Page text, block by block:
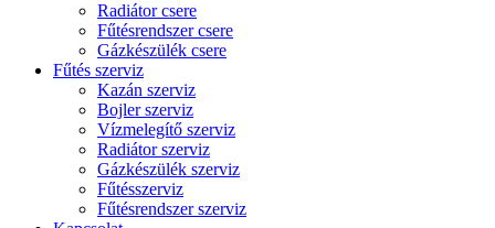
Radiátor csere
Fűtésrendszer csere
Gázkészülék csere
Fűtés szerviz
Kazán szerviz
Bojler szerviz
Vízmelegítő szerviz
Radiátor szerviz
Gázkészülék szerviz
Fűtésszerviz
Fűtésrendszer szerviz